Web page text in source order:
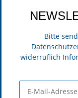
Bitte
widerruflich